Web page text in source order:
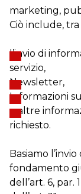
marketing,
Ciò include, tra
l’invio di
servizio,
Newsletter,
Informazioni
e altre
richiesto.
Basiamo
fondamento
dell’art. 6, par.